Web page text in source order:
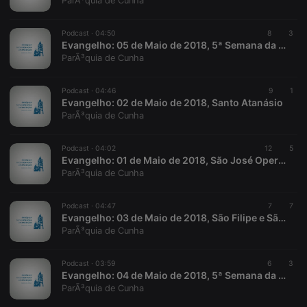
Podcast · 04:50 8 3
Evangelho: 05 de Maio de 2018, 5ª Semana da Páscoa
ParÃ³quia de Cunha
Podcast · 04:46 9 1
Evangelho: 02 de Maio de 2018, Santo Atanásio
ParÃ³quia de Cunha
Podcast · 04:02 12 5
Evangelho: 01 de Maio de 2018, São José Operário
ParÃ³quia de Cunha
Podcast · 04:47 7 7
Evangelho: 03 de Maio de 2018, São Filipe e São Tiago
ParÃ³quia de Cunha
Podcast · 03:59 6 3
Evangelho: 04 de Maio de 2018, 5ª Semana da Páscoa
ParÃ³quia de Cunha
chatbox_minimized .hearthis.at Session
Chat
configuration
Session
Cookie
reseller
hearthis.at to
you.
CookieScriptConsent
Script.com
service to
It is
necessary for